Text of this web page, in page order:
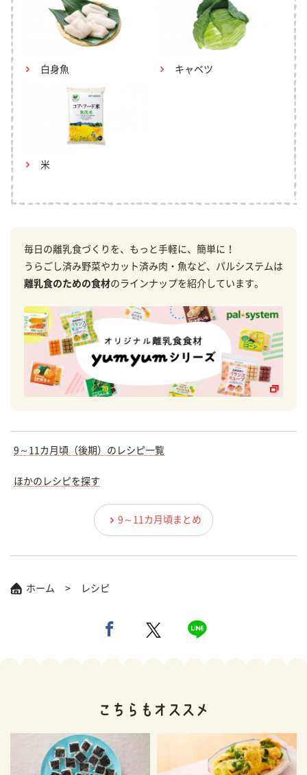
白身魚 キャベツ
米
毎日の離乳食づくりを、もっと手軽に、簡単に！
うらごし済み野菜やカット済み肉・魚など、パルシステムは
離乳食のための食材のラインナップを紹介しています。
9～11カ月頃（後期）のレシピ一覧
ほかのレシピを探す
9～11カ月頃まとめ
ホーム レシピ